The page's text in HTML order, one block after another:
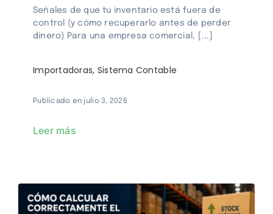
Señales de que tu inventario está fuera de
control (y cómo recuperarlo antes de perder
dinero) Para una empresa comercial, [...]
Importadoras, Sistema Contable
Publicado en julio 3, 2026
Leer más